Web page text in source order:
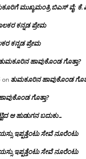
ಮುಖ್ಯಮಂತ್ರಿ ಬಿಎಸ್ ವೈ:
ಕನ್ನಡ ಪ್ರೇಮ
ಕನ್ನಡ ಪ್ರೇಮ
ಹಾವುಕೊಂಡ ಗೊತ್ತಾ?
on ತುಮಕೂರಿನ ಹಾವುಕೊಂಡ
ಗೊತ್ತಾ?
ಆ ಹುಡುಗನ ಬದುಕು…
ಇಪ್ಪತ್ತೆಂಟು ಸೇವೆ ನೂರೆಂಟು
ಇಪ್ಪತ್ತೆಂಟು ಸೇವೆ ನೂರೆಂಟು